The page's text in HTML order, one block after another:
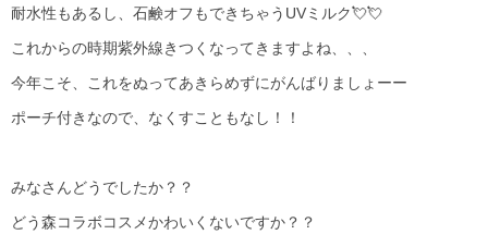
耐水性もあるし、石鹸オフもできちゃうUVミルク💘💘
これからの時期紫外線きつくなってきますよね、、、
今年こそ、これをぬってあきらめずにがんばりましょーー
ポーチ付きなので、なくすこともなし！！
みなさんどうでしたか？？
どう森コラボコスメかわいくないですか？？